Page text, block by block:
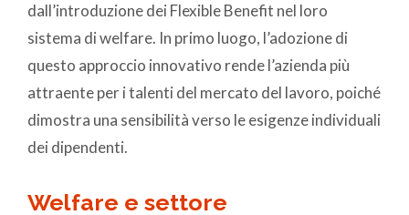
dall’introduzione dei Flexible Benefit nel loro
sistema di welfare. In primo luogo, l’adozione di
questo approccio innovativo rende l’azienda più
attraente per i talenti del mercato del lavoro, poiché
dimostra una sensibilità verso le esigenze individuali
dei dipendenti.
Welfare e settore